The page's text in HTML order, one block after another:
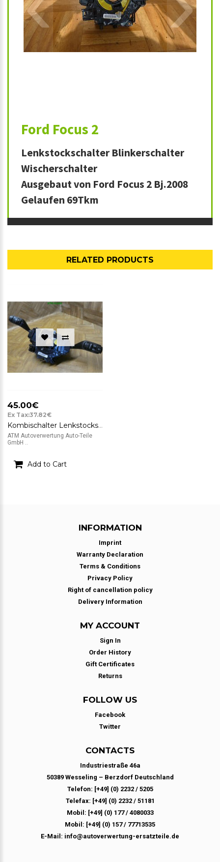
Ford Focus 2
Lenkstockschalter Blinkerschalter
Wischerschalter
Ausgebaut von Ford Focus 2 Bj.2008
Gelaufen 69Tkm
RELATED PRODUCTS
45.00€
Ex Tax:37.82€
Kombischalter Lenkstockschalter Waschwasserschalter Ford Focus 2 II
ATM Autoverwertung Auto-Teile
GmbH ..
Add to Cart
INFORMATION
Imprint
Warranty Declaration
Terms & Conditions
Privacy Policy
Right of cancellation policy
Delivery Information
MY ACCOUNT
Sign In
Order History
Gift Certificates
Returns
FOLLOW US
Facebook
Twitter
CONTACTS
Industriestraße 46a
50389 Wesseling – Berzdorf Deutschland
Telefon: [+49] (0) 2232 / 5205
Telefax: [+49] (0) 2232 / 51181
Mobil: [+49] (0) 177 / 4080033
Mobil: [+49] (0) 157 / 77713535
E-Mail: info@autoverwertung-ersatzteile.de